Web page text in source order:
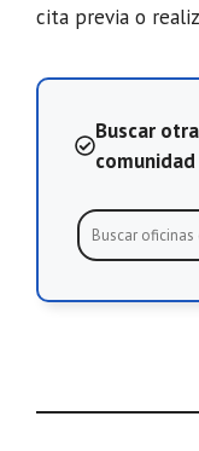
cita previa o
Buscar